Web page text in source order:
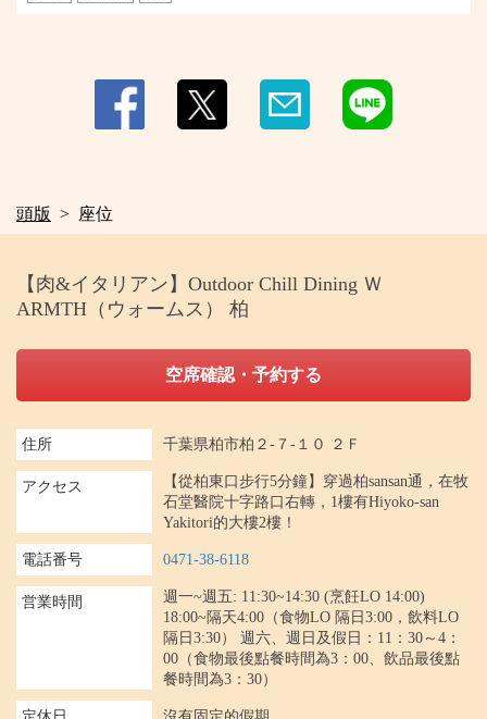
頭版 座位
【肉&イタリアン】Outdoor Chill Dining Ｗ
ARMTH（ウォームス） 柏
空席確認・予約する
住所 千葉県柏市柏２-７-１０ ２Ｆ
アクセス
【從柏東口步行5分鐘】穿過柏sansan通，在牧
石堂醫院十字路口右轉，1樓有Hiyoko-san
Yakitori的大樓2樓！
電話番号 0471-38-6118
営業時間
週一~週五: 11:30~14:30 (烹飪LO 14:00)
18:00~隔天4:00（食物LO 隔日3:00，飲料LO
隔日3:30） 週六、週日及假日：11：30～4：
00（食物最後點餐時間為3：00、飲品最後點
餐時間為3：30）